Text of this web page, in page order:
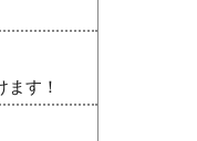
す！